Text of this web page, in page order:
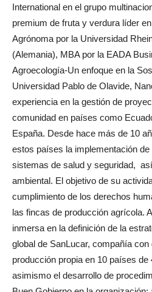
International en el grupo
premium de fruta y verdura líder
Agrónoma por la Universidad
(Alemania), MBA por la EADA
Agroecología-Un enfoque en la
Universidad Pablo de Olavide,
experiencia en la gestión de
comunidad en países como
España. Desde hace más de 10
estos países la implementación
sistemas de salud y seguridad,
ambiental. El objetivo de su
cumplimiento de los derechos
las fincas de producción agrícola.
inmersa en la definición de la
global de SanLucar, compañía
producción propia en 10 países
asimismo el desarrollo de